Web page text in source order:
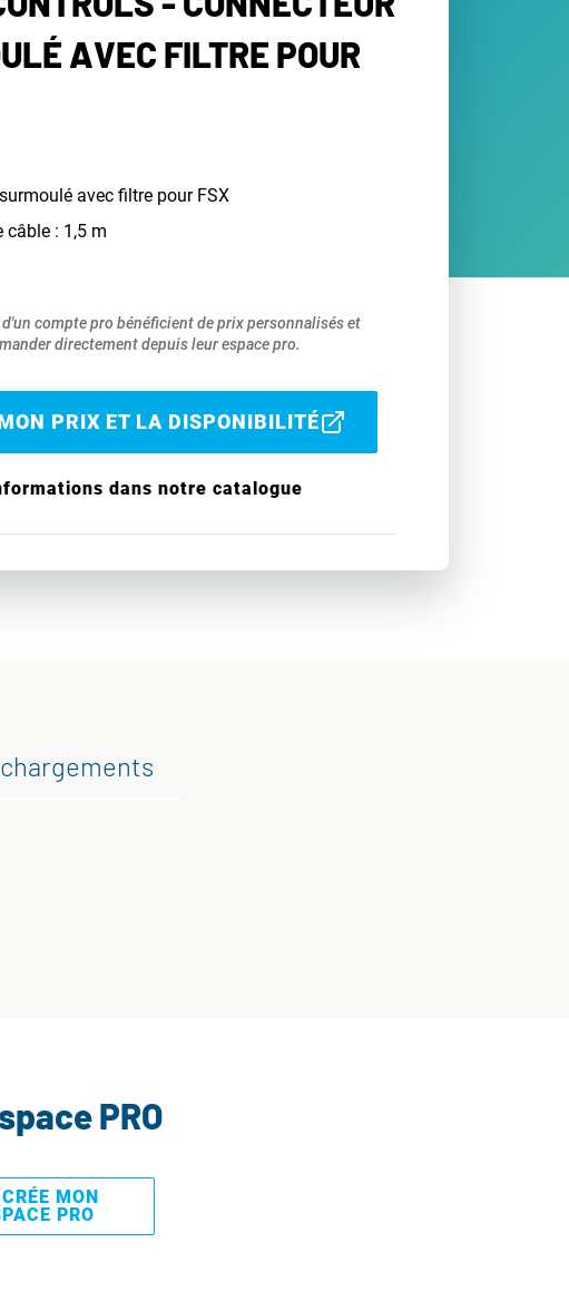
AVEC FILTRE POUR
avec filtre pour FSX
câble : 1,5 m
compte pro bénéficient de prix personnalisés et
directement depuis leur espace pro.
PRIX ET LA DISPONIBILITÉ
dans notre catalogue
PRO
MON
PRO